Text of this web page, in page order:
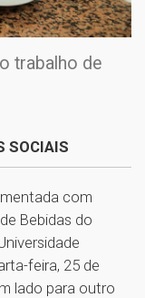
trabalho de
SOCIAIS
com
Bebidas do
feira, 25 de
lado para outro